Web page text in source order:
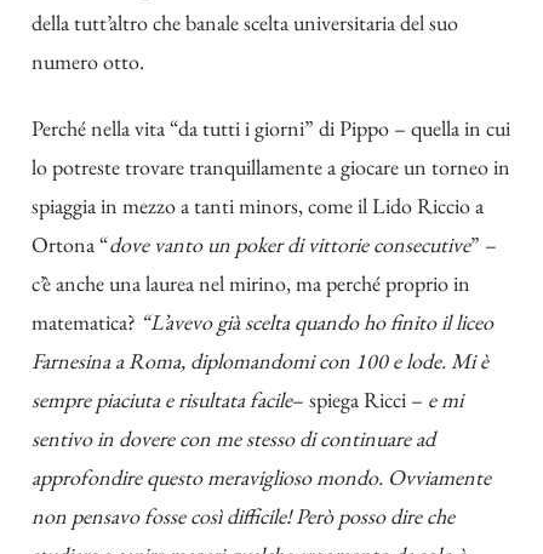
della tutt’altro che banale scelta universitaria del suo
numero otto.
Perché nella vita “da tutti i giorni” di Pippo – quella in cui
lo potreste trovare tranquillamente a giocare un torneo in
spiaggia in mezzo a tanti minors, come il Lido Riccio a
Ortona “dove vanto un poker di vittorie consecutive” –
c’è anche una laurea nel mirino, ma perché proprio in
matematica? “L’avevo già scelta quando ho finito il liceo
Farnesina a Roma, diplomandomi con 100 e lode. Mi è
sempre piaciuta e risultata facile– spiega Ricci – e mi
sentivo in dovere con me stesso di continuare ad
approfondire questo meraviglioso mondo. Ovviamente
non pensavo fosse così difficile! Però posso dire che